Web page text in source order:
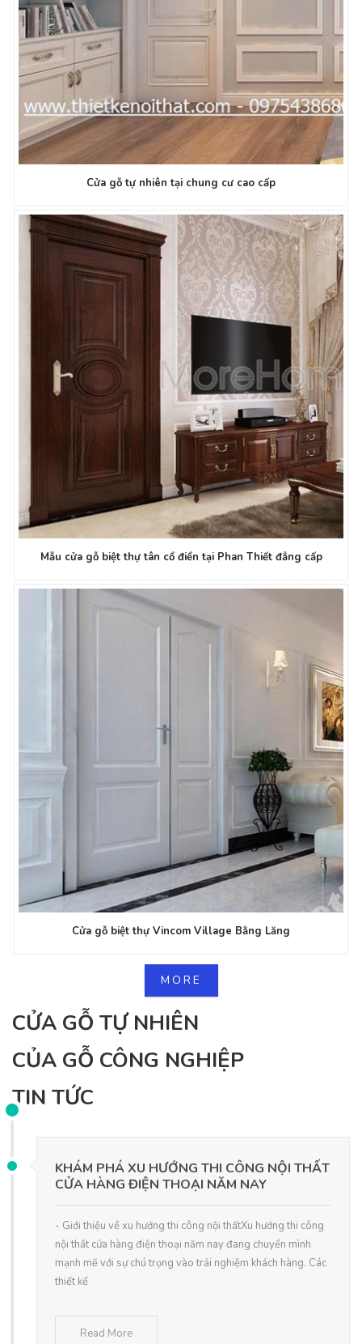
Cửa gỗ tự nhiên tại chung cư cao cấp
Mẫu cửa gỗ biệt thự tân cổ điển tại Phan Thiết đẳng cấp
Cửa gỗ biệt thự Vincom Village Bằng Lăng
MORE
CỬA GỖ TỰ NHIÊN
CỦA GỖ CÔNG NGHIỆP
TIN TỨC
KHÁM PHÁ XU HƯỚNG THI CÔNG NỘI THẤT
CỬA HÀNG ĐIỆN THOẠI NĂM NAY
- Giới thiệu về xu hướng thi công nội thấtXu hướng thi công
nội thất cửa hàng điện thoại năm nay đang chuyển mình
mạnh mẽ với sự chú trọng vào trải nghiệm khách hàng. Các
thiết kế
Read More